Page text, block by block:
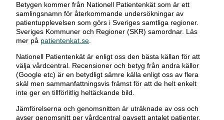
Betygen kommer från Nationell Patientenkät som är ett
samlingsnamn för återkommande undersökningar av
patientupplevelsen som görs i Sveriges samtliga regioner.
Sveriges Kommuner och Regioner (SKR) samordnar. Läs
mer på patientenkat.se.
Nationell Patientenkät är enligt oss den bästa källan för att
välja vårdcentral. Recensioner och betyg från andra källor
(Google etc) är en betydligt sämre källa enligt oss av flera
skäl men sammanfattningsvis främst för att de helt enkelt
inte ger en tillförlitlig heltäckande bild.
Jämförelserna och genomsnitten är uträknade av oss och
avser genomsnitt per vårdcentral oavsett antalet patienter.